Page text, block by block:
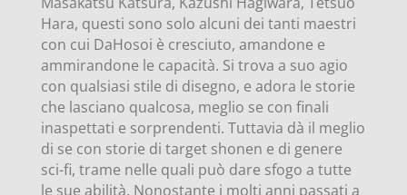
Hara, questi sono solo alcuni dei tanti maestri
con cui DaHosoi è cresciuto, amandone e
ammirandone le capacità. Si trova a suo agio
con qualsiasi stile di disegno, e adora le storie
che lasciano qualcosa, meglio se con finali
inaspettati e sorprendenti. Tuttavia dà il meglio
di se con storie di target shonen e di genere
sci-fi, trame nelle quali può dare sfogo a tutte
le sue abilità. Nonostante i molti anni passati a